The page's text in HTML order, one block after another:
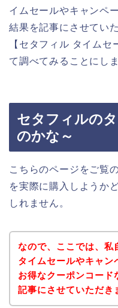
イムセールやキャンペ
結果を記事にさせてい
【セタフィル タイム
て調べてみることにしま
セタフィルの
のかな～
こちらのページをご覧
を実際に購入しようか
しれません。
なので、ここでは、私
タイムセールやキャン
お得なクーポンコード
記事にさせていただき